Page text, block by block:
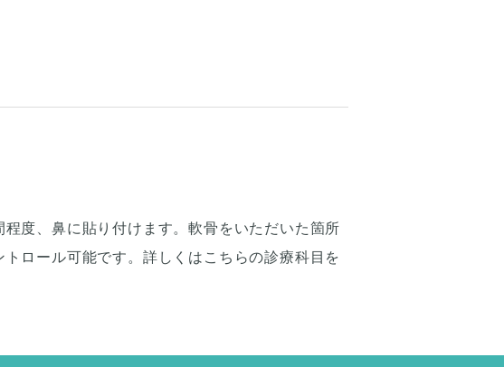
度、鼻に貼り付けます。軟骨をいただいた箇所
ロール可能です。詳しくは こちらの診療科目 を